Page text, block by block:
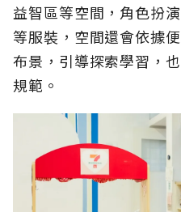
益智區等空間，角色扮
等服裝，空間還會依據
布景，引導探索學習，
規範。